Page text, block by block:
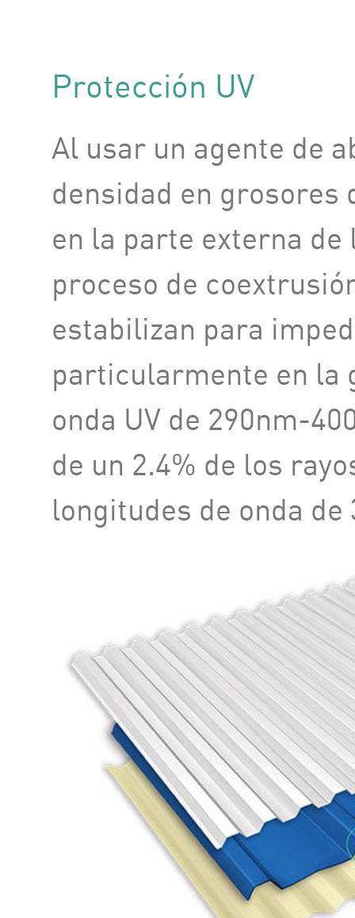
Protección UV
Al usar un agente de
densidad en grosores
en la parte externa
proceso de
estabilizan para
particularmente en la
onda UV de 290nm-
de un 2.4% de los
longitudes de onda de